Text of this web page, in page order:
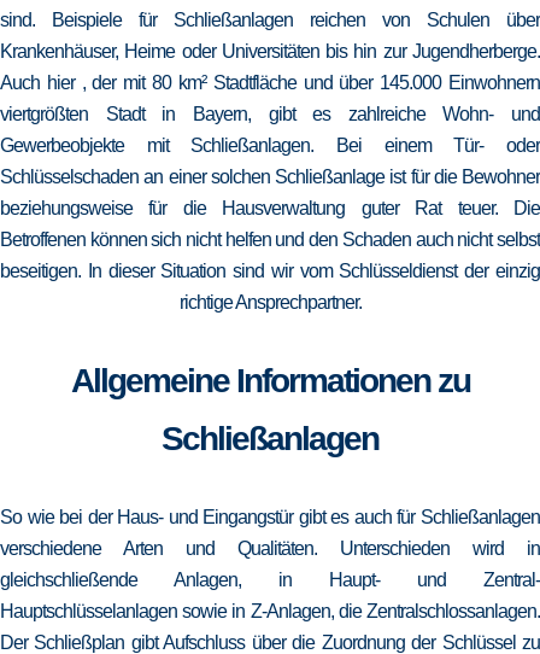
sind. Beispiele für Schließanlagen reichen von Schulen über
Krankenhäuser, Heime oder Universitäten bis hin zur Jugendherberge.
Auch hier , der mit 80 km² Stadtfläche und über 145.000 Einwohnern
viertgrößten Stadt in Bayern, gibt es zahlreiche Wohn- und
Gewerbeobjekte mit Schließanlagen. Bei einem Tür- oder
Schlüsselschaden an einer solchen Schließanlage ist für die Bewohner
beziehungsweise für die Hausverwaltung guter Rat teuer. Die
Betroffenen können sich nicht helfen und den Schaden auch nicht selbst
beseitigen. In dieser Situation sind wir vom Schlüsseldienst der einzig
richtige Ansprechpartner.
Allgemeine Informationen zu
Schließanlagen
So wie bei der Haus- und Eingangstür gibt es auch für Schließanlagen
verschiedene Arten und Qualitäten. Unterschieden wird in
gleichschließende Anlagen, in Haupt- und Zentral-
Hauptschlüsselanlagen sowie in Z-Anlagen, die Zentralschlossanlagen.
Der Schließplan gibt Aufschluss über die Zuordnung der Schlüssel zu